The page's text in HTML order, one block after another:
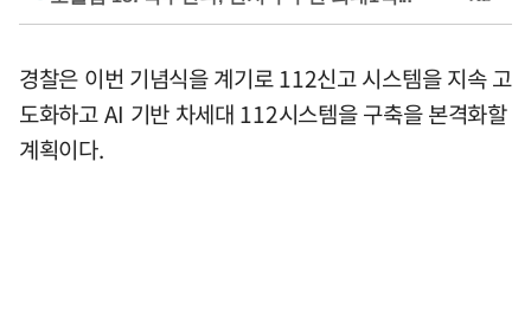
경찰은 이번 기념식을 계기로 112신고 시스템을 지속 고
도화하고 AI 기반 차세대 112시스템을 구축을 본격화할
계획이다.